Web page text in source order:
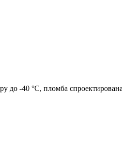
-40 °C, пломба